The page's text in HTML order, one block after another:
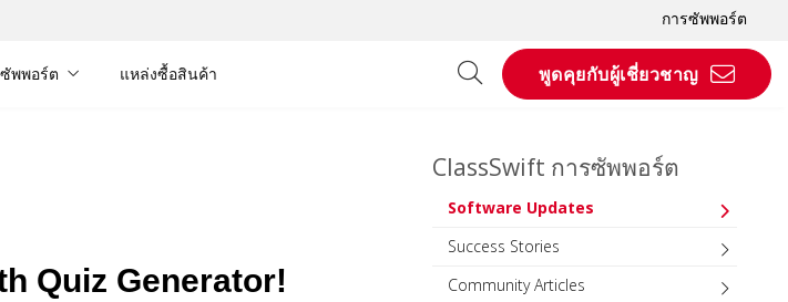
การซัพพอร์ต
พพอร์ต แหล่งซื้อสินค้า พูดคุยกับผู้เชี่ยวชาญ
Quiz Generator!
ClassSwift การซัพพอร์ต
Software Updates
Success Stories
Community Articles